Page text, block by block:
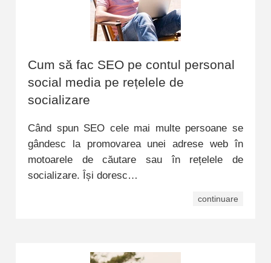
Cum să fac SEO pe contul personal
social media pe rețelele de
socializare
Când spun SEO cele mai multe persoane se
gândesc la promovarea unei adrese web în
motoarele de căutare sau în rețelele de
socializare. Își doresc…
continuare